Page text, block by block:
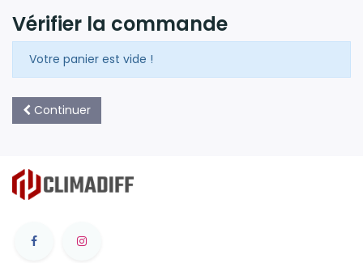
Vérifier la commande
Votre panier est vide !
Continuer